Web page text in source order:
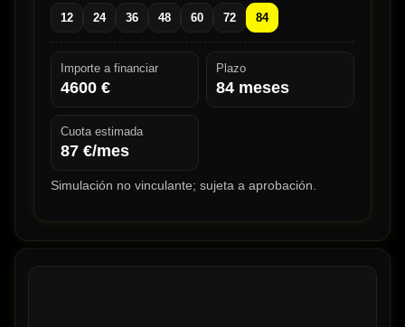
12 24 36 48 60 72 84
Importe a financiar
4600 €
Plazo
84 meses
Cuota estimada
87 €/mes
Simulación no vinculante; sujeta a aprobación.